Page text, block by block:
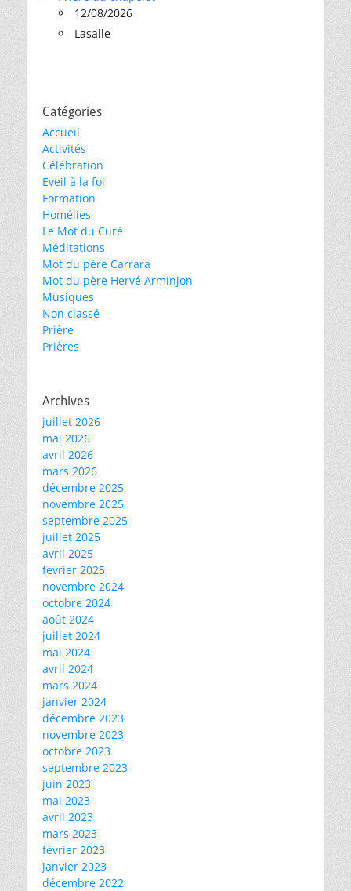
12/08/2026
Lasalle
Catégories
Accueil
Activités
Célébration
Eveil à la foi
Formation
Homélies
Le Mot du Curé
Méditations
Mot du père Carrara
Mot du père Hervé Arminjon
Musiques
Non classé
Prière
Prières
Archives
juillet 2026
mai 2026
avril 2026
mars 2026
décembre 2025
novembre 2025
septembre 2025
juillet 2025
avril 2025
février 2025
novembre 2024
octobre 2024
août 2024
juillet 2024
mai 2024
avril 2024
mars 2024
janvier 2024
décembre 2023
novembre 2023
octobre 2023
septembre 2023
juin 2023
mai 2023
avril 2023
mars 2023
février 2023
janvier 2023
décembre 2022